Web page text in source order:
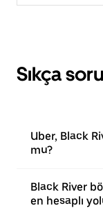
Sıkça
Uber, Black
mu?
Black River
en hesaplı